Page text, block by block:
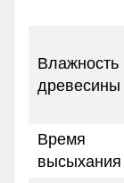
Влажность
древесины
Время
высыхания